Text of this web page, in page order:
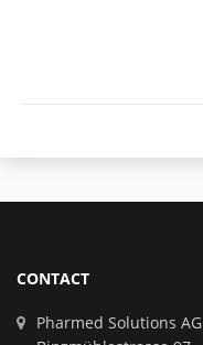
CONTACT
Pharmed Solutions AG